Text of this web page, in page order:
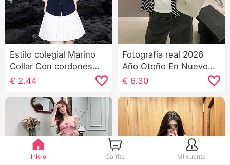
Estilo colegial Marino
Collar Con cordones
Sin mangas Suéter de
€ 2.44
Fotografía real 2026
Año Otoño En Nuevo
Impresión de letras
Sentido Rayas tejido de
punto Cárdigan
Conjunto de dos piezas
Conjunto
€ 6.30
Inicio Carrito Mi cuenta